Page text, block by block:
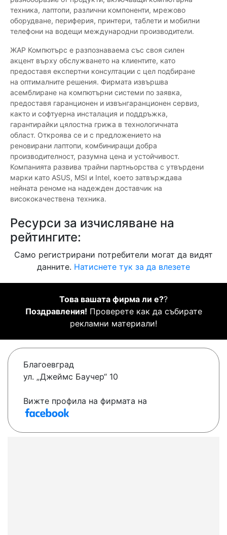
техника, лаптопи, различни компоненти, мрежово
оборудване, периферия, принтери, таблети и мобилни
телефони на водещи международни производители.
ЖАР Компютърс е разпознаваема със своя силен
акцент върху обслужването на клиентите, като
предоставя експертни консултации с цел подбиране
на оптималните решения. Фирмата извършва
асемблиране на компютърни системи по заявка,
предоставя гаранционен и извънгаранционен сервиз,
както и софтуерна инсталация и поддръжка,
гарантирайки цялостна грижа в технологичната
област. Откроява се и с предложението на
реновирани лаптопи, комбиниращи добра
производителност, разумна цена и устойчивост.
Компанията развива трайни партньорства с утвърдени
марки като ASUS, MSI и Intel, което затвърждава
нейната реноме на надежден доставчик на
висококачествена техника.
Ресурси за изчисляване на
рейтингите:
Само регистрирани потребители могат да видят
данните. Натиснете тук за да влезете
Това вашата фирма ли е??
Поздравления! Проверете как да събирате
рекламни материали!
Благоевград
ул. „Джеймс Баучер“ 10
Вижте профила на фирмата на